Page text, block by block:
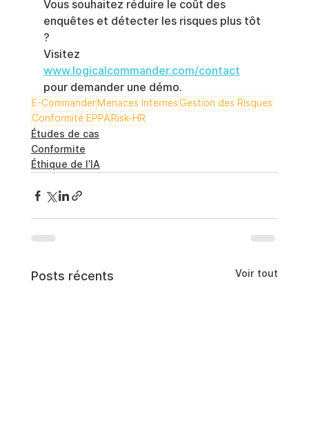
Vous souhaitez réduire le coût des
enquêtes et détecter les risques plus tôt
?
Visitez
www.logicalcommander.com/contact
pour demander une démo.
E-Commander Menaces InternesGestion des Risques
Conformité EPPA Risk-HR
Études de cas
Conformite
Éthique de l’IA
Posts récents Voir tout